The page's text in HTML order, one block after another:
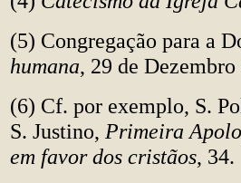
(5) Congregação para a
humana, 29 de
(6) Cf. por exemplo, S.
S. Justino, Primeira
em favor dos cristãos, 34.